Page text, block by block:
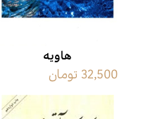
هاویه
32,500 تومان